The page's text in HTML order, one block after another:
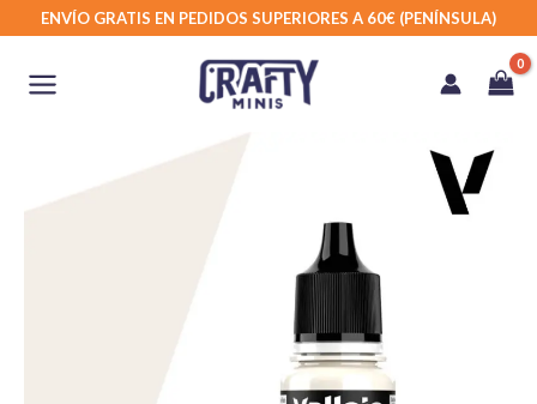
contenido
ENVÍO GRATIS EN PEDIDOS SUPERIORES A 60€ (PENÍNSULA)